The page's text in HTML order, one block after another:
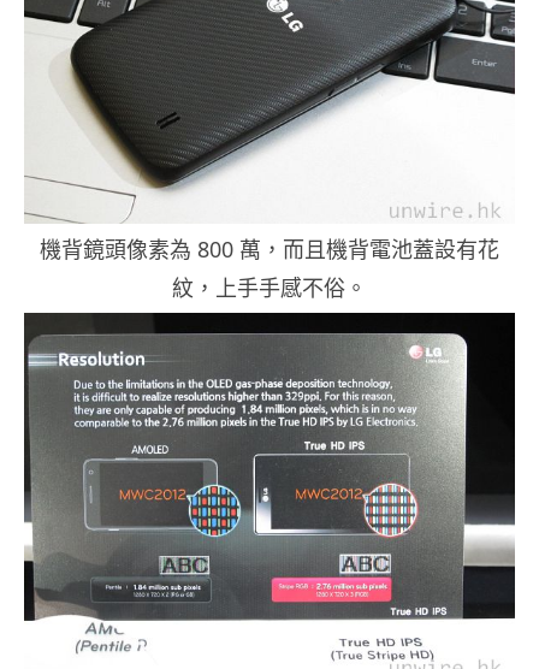
機背鏡頭像素為 800 萬，而且機背電池蓋設有花
紋，上手手感不俗。